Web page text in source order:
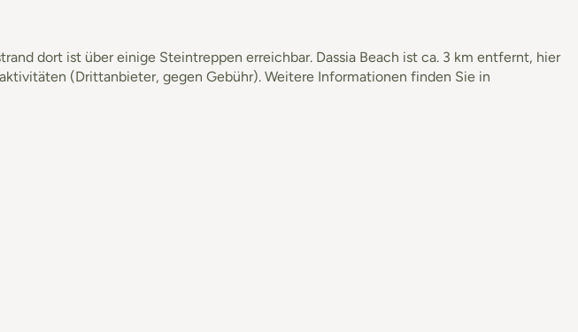
dort ist über einige Steintreppen erreichbar. Dassia Beach ist ca. 3 km entfernt, hier
(Drittanbieter, gegen Gebühr). Weitere Informationen finden Sie in